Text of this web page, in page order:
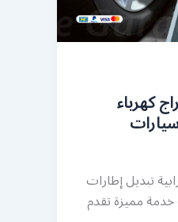
99007355 كراج كهرباء
تبديل إطارات
مميزة تقدم